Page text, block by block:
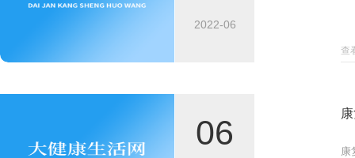
2022-06
查
06 康